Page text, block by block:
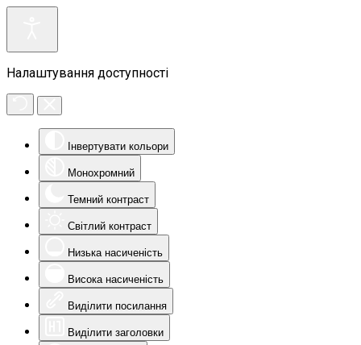
Налаштування доступності
Інвертувати кольори
Монохромний
Темний контраст
Світлий контраст
Низька насиченість
Висока насиченість
Виділити посилання
Виділити заголовки